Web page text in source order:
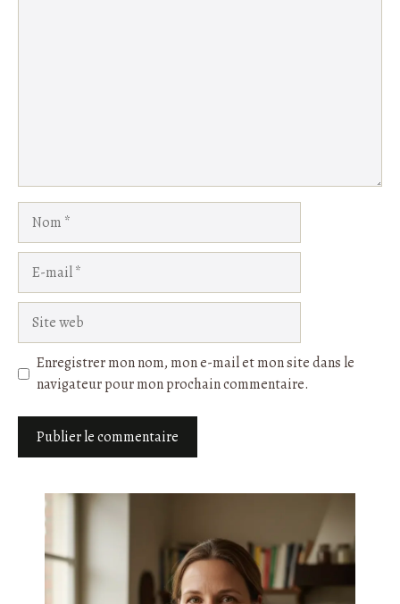
mail
web
Enregistrer mon nom, mon e-mail et mon site dans le
navigateur pour mon prochain commentaire.